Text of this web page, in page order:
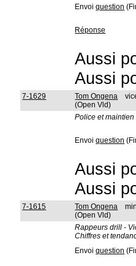
Envoiquestion
Réponse
Aussi
Aussi
7-1629
Tom Ongena
(Open Vld)
Police et
Envoiquestion
Aussi
Aussi
7-1615
Tom Ongena
(Open Vld)
Rappeurs drill -
Chiffres et
Envoiquestion